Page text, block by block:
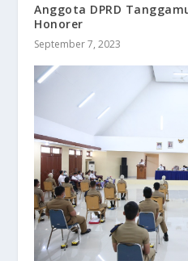
Anggota DPRD
Honorer
September 7, 2023